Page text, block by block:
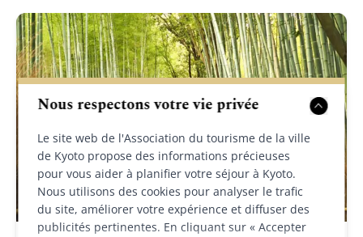
Nous respectons votre vie privée
Le site web de l'Association du tourisme de la ville
de Kyoto propose des informations précieuses
pour vous aider à planifier votre séjour à Kyoto.
Nous utilisons des cookies pour analyser le trafic
du site, améliorer votre expérience et diffuser des
publicités pertinentes. En cliquant sur « Accepter